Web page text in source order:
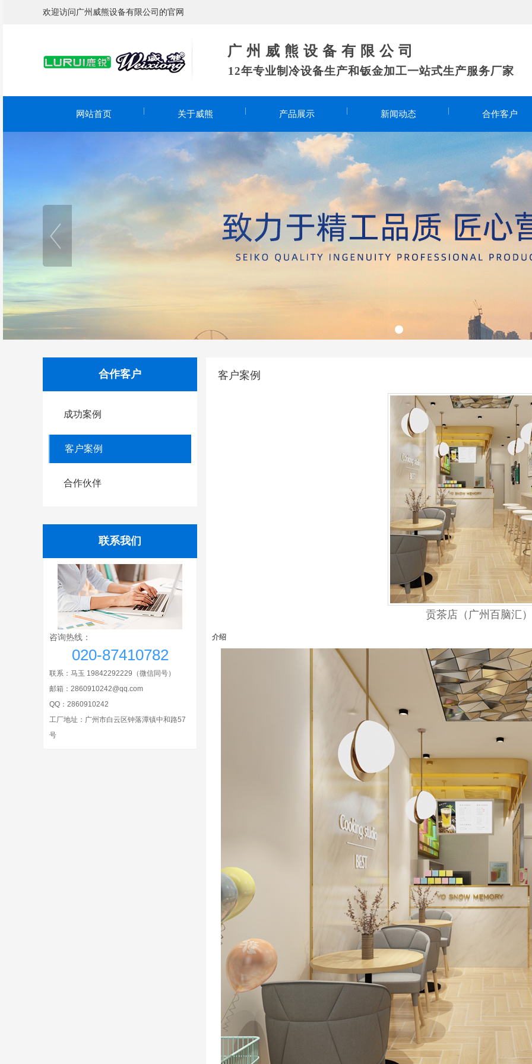
欢迎访问广州威熊设备有限公司的官网
广 州 威 熊 设 备 有 限 公 司
12年专业制冷设备生产和钣金加工一站式生产服务厂家
网站首页 关于威熊 产品展示 新闻动态 合作客户
合作客户
成功案例
客户案例
合作伙伴
联系我们
咨询热线：
020-87410782
联系：马玉 19842292229 （微信同号）
邮箱：2860910242@qq.com
QQ： 2860910242
工厂地址：广州市白云区钟落潭镇中和路57
号
客户案例
贡茶店（广州百脑汇）
介绍